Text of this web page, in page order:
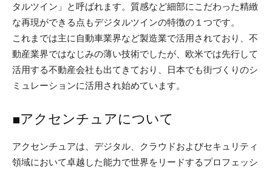
タルツイン」と呼ばれます。質感など細部にこだわった精緻
な再現ができる点もデジタルツインの特徴の１つです。
これまでは主に自動車業界など製造業で活用されており、不
動産業界ではなじみの薄い技術でしたが、欧米では先行して
活用する不動産会社も出てきており、日本でも街づくりのシ
ミュレーションに活用され始めています。
■アクセンチュアについて
アクセンチュアは、デジタル、クラウドおよびセキュリティ
領域において卓越した能力で世界をリードするプロフェッシ